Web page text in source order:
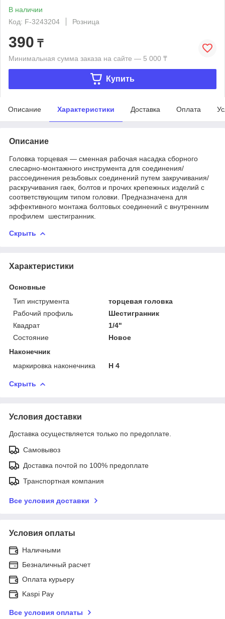
В наличии
Код: F-3243204
Розница
390 ₸
Минимальная сумма заказа на сайте — 5 000 ₸
Купить
Описание Характеристики Доставка Оплата
Описание
Головка торцевая — сменная рабочая насадка сборного
слесарно-монтажного инструмента для соединения/
рассоединения резьбовых соединений путем закручивания/
раскручивания гаек, болтов и прочих крепежных изделий с
соответствующим типом головки. Предназначена для
эффективного монтажа болтовых соединений с внутренним
профилем шестигранник.
Скрыть
Характеристики
Основные
Тип инструмента
торцевая головка
Рабочий профиль
Шестигранник
Квадрат
1/4"
Состояние
Новое
Наконечник
маркировка наконечника
H 4
Скрыть
Условия доставки
Доставка осуществляется только по предоплате.
Самовывоз
Доставка почтой по 100% предоплате
Транспортная компания
Все условия доставки
Условия оплаты
Наличными
Безналичный расчет
Оплата курьеру
Kaspi Pay
Все условия оплаты